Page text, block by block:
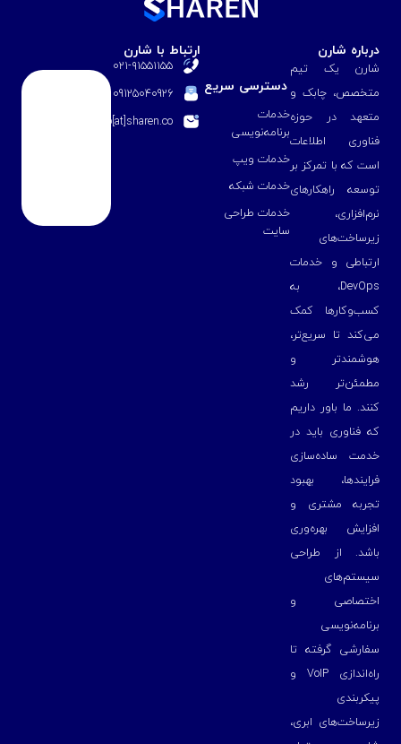
درباره شارن
شارن یک تیم
متخصص، چابک و
متعهد در حوزه
فناوری اطلاعات
است که با تمرکز بر
توسعه راهکارهای
نرم‌افزاری،
زیرساخت‌های
ارتباطی و خدمات
DevOps، به
کسب‌وکارها کمک
می‌کند تا سریع‌تر،
هوشمندتر و
مطمئن‌تر رشد
کنند. ما باور داریم
که فناوری باید در
خدمت ساده‌سازی
فرایندها، بهبود
تجربه مشتری و
افزایش بهره‌وری
باشد. از طراحی
سیستم‌های
اختصاصی و
برنامه‌نویسی
سفارشی گرفته تا
راه‌اندازی VoIP و
پیکربندی
زیرساخت‌های ابری،
دسترسی سریع
خدمات
برنامه‌نویسی
خدمات ویپ
خدمات شبکه
خدمات طراحی
سایت
ارتباط با شارن
۰۲۱-۹۱۵۵۱۱۵۵
09125040926
info[at]sharen.co